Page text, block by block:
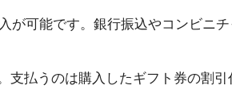
が可能です。銀行振込やコンビニ
払うのは購入したギフト券の割引